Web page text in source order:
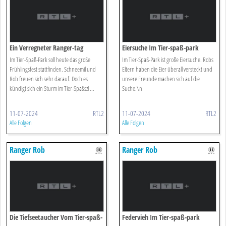
Ein Verregneter Ranger-tag
Im Tier-Spaß-Park soll heute das große
Frühlingsfest stattfinden. Schneemil und
Rob freuen sich sehr darauf. Doch es
kündigt sich ein Sturm im Tier-Spa&szl ...
11-07-2024 RTL2
Alle Folgen
Eiersuche Im Tier-spaß-park
Im Tier-Spaß-Park ist große Eiersuche. Robs
Eltern haben die Eier überall versteckt und
unsere Freunde machen sich auf die
Suche.\n
11-07-2024 RTL2
Alle Folgen
Ranger Rob
Die Tiefseetaucher Vom Tier-spaß-
Ranger Rob
Federvieh Im Tier-spaß-park